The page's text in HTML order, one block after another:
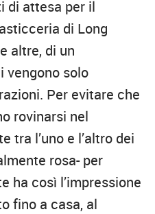
di attesa per il
di Long
altre, di un
vengono solo
Per evitare che
rovinarsi nel
tra l’uno e l’altro dei
rosa- per
ha così l’impressione
fino a casa, al